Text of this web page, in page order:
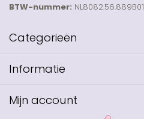
BTW-nummer: NL8082.56.889B01
Categorieën
Informatie
Mijn account